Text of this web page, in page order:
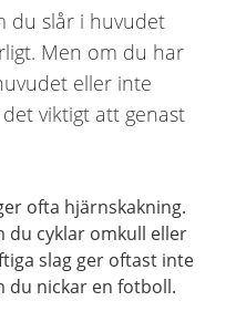
du slår i huvudet
Men om du har
eller inte
viktigt att genast
ofta hjärnskakning.
du cyklar omkull eller
slag ger oftast inte
du nickar en fotboll.